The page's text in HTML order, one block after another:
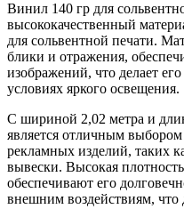
Винил 140 гр для
высококачественный
для сольвентной печати.
блики и отражения,
изображений, что делает
условиях яркого освещения.
С шириной 2,02 метра и
является отличным
рекламных изделий, таких
вывески. Высокая
обеспечивают его
внешним воздействиям, что